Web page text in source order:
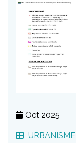
Oct 2025
URBANISME